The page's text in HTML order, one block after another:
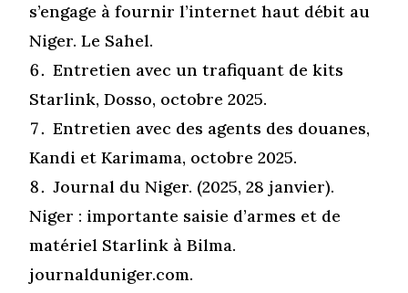
s’engage à fournir l’internet haut débit au
Niger. Le Sahel.
Entretien avec un trafiquant de kits
Starlink, Dosso, octobre 2025.
Entretien avec des agents des douanes,
Kandi et Karimama, octobre 2025.
Journal du Niger. (2025, 28 janvier).
Niger : importante saisie d’armes et de
matériel Starlink à Bilma.
journalduniger.com.